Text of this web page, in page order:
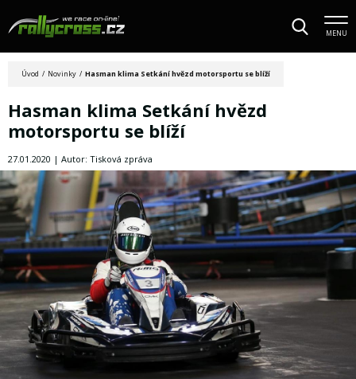
MENU
Úvod / Novinky / Hasman klima Setkání hvězd motorsportu se blíží
Hasman klima Setkání hvězd
motorsportu se blíží
27.01.2020 | Autor: Tisková zpráva